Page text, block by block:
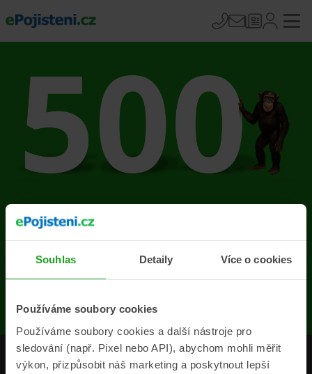
Souhlas Detaily Více o cookies
Používáme soubory cookies
Používáme soubory cookies a další nástroje pro
sledování (např. Pixel nebo API), abychom mohli měřit
výkon, přizpůsobit náš marketing a poskytnout lepší
Na stránce se vyskytla
chyba
Produkty